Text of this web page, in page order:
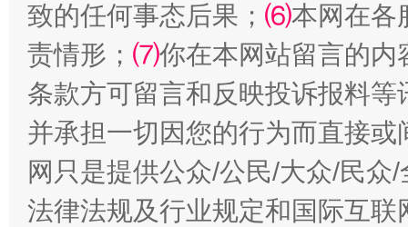
全民健身五年计划来了！等你上场
致的任何事态后果； ⑹本网在各
责情形； ⑺你在本网站留言的内
条款方可留言和反映投诉报料
并承担一切因您的行为而直接
网只是提供公众/公民/大众/民
法律法规及行业规定和国际互